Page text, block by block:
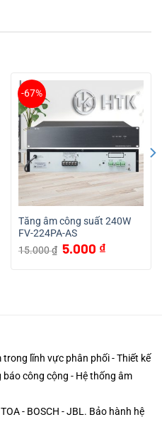
-67%
Tăng âm công suất 240W
FV-224PA-AS
15.000₫ Giá
gốc
5.000 ₫Giá
hiện
lĩnh vực phân phối - Thiết kế
công cộng - Hệ thống âm
- BOSCH - JBL. Bảo hành hệ